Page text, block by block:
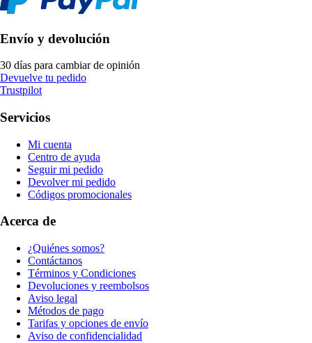
Envío y devolución
30 días para cambiar de opinión
Devuelve tu pedido
Trustpilot
Servicios
Mi cuenta
Centro de ayuda
Seguir mi pedido
Devolver mi pedido
Códigos promocionales
Acerca de
¿Quiénes somos?
Contáctanos
Términos y Condiciones
Devoluciones y reembolsos
Aviso legal
Métodos de pago
Tarifas y opciones de envío
Aviso de confidencialidad